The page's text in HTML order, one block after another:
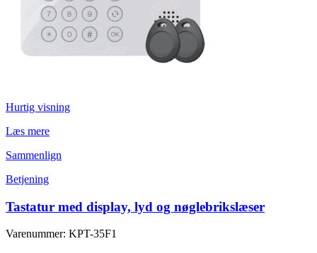
Hurtig visning
Læs mere
Sammenlign
Betjening
Tastatur med display, lyd og nøglebrikslæser
Varenummer: KPT-35F1